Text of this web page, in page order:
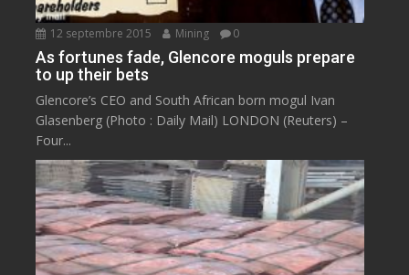
12 septembre 2015 Mining 0
As fortunes fade, Glencore moguls prepare
to up their bets
Glencore’s CEO and South African born mogul Ivan
Glasenberg (Photo : Daily Mail) LONDON (Reuters) –
Four...